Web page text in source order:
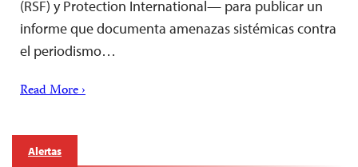
(RSF) y Protection International— para publicar un
informe que documenta amenazas sistémicas contra
el periodismo…
Read More ›
Alertas